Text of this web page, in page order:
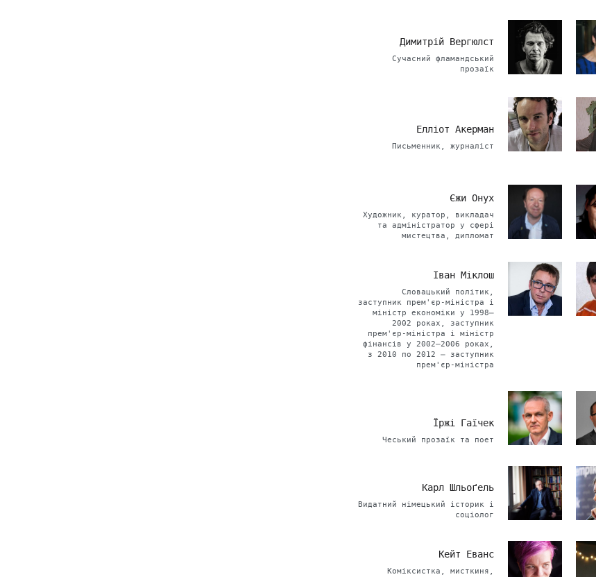
Димитрій Вергюлст
Сучасний фламандський
прозаїк
Елліот Акерман
Письменник, журналіст
Єжи Онух
Художник, куратор, викладач
та адміністратор у сфері
мистецтва, дипломат
Іван Міклош
Словацький політик,
заступник прем'єр-міністра і
міністр економіки у 1998–
2002 роках, заступник
прем'єр-міністра і міністр
фінансів у 2002–2006 роках,
з 2010 по 2012 – заступник
прем'єр-міністра
Їржі Гаїчек
Чеський прозаїк та поет
Карл Шльоґель
Видатний німецький історик і
соціолог
Кейт Еванс
Коміксистка, мисткиня,